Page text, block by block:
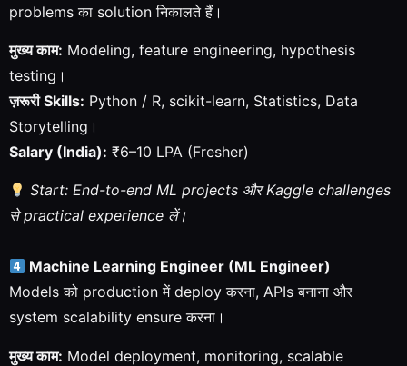
problems का solution निकालते हैं।
मुख्य काम: Modeling, feature engineering, hypothesis
testing।
ज़रूरी Skills: Python / R, scikit-learn, Statistics, Data
Storytelling।
Salary (India): ₹6–10 LPA (Fresher)
Start: End-to-end ML projects और Kaggle challenges
से practical experience लें।
Machine Learning Engineer (ML Engineer)
Models को production में deploy करना, APIs बनाना और
system scalability ensure करना।
मुख्य काम: Model deployment, monitoring, scalable